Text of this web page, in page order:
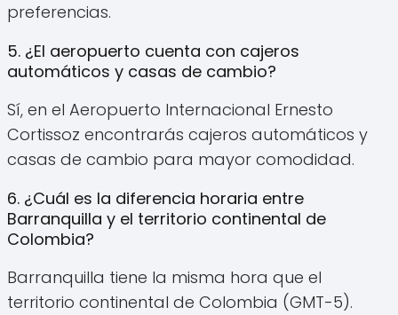
preferencias.
5. ¿El aeropuerto cuenta con cajeros
automáticos y casas de cambio?
Sí, en el Aeropuerto Internacional Ernesto
Cortissoz encontrarás cajeros automáticos y
casas de cambio para mayor comodidad.
6. ¿Cuál es la diferencia horaria entre
Barranquilla y el territorio continental de
Colombia?
Barranquilla tiene la misma hora que el
territorio continental de Colombia (GMT-5).